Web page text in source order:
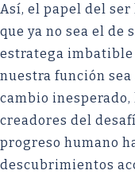
Así, el papel del ser
que ya no sea el de
estratega imbatible
nuestra función sea
cambio inesperado,
creadores del
progreso humano
descubrimientos